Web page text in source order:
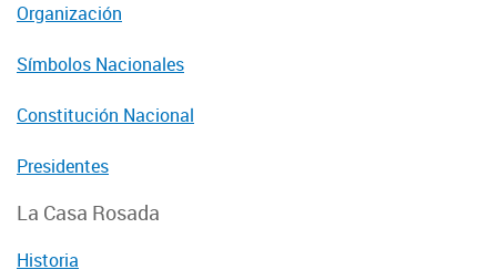
Organización
Símbolos Nacionales
Constitución Nacional
Presidentes
La Casa Rosada
Historia